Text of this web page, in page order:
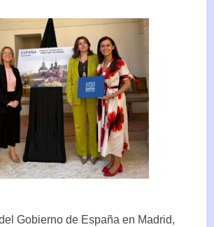
Gobierno de España en Madrid,